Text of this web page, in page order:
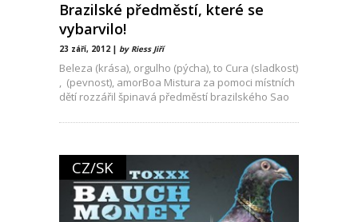
Brazilské předměstí, které se
vybarvilo!
23 září, 2012 | by Riess Jiří
Beleza (krása), orgulho (pýcha), to Cura (sladkost)
, (pevnost), amorBoa Mistura za pomoci místních
dětí rozzářil špinavá předměstí brazilského Sao
z Portugalštiny znamená “ Dobrý
CZ/SK